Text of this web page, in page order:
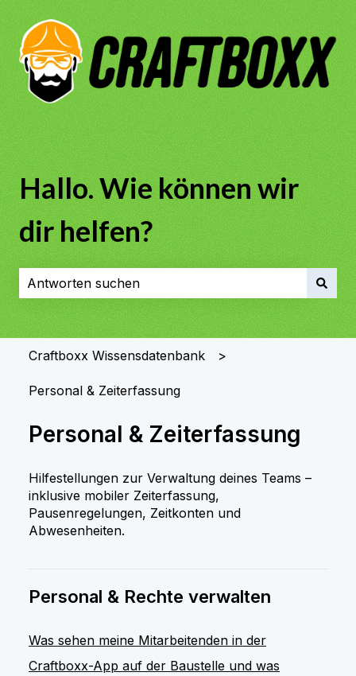
Hallo. Wie können wir
dir helfen?
Es gibt keine Vorschläge, da das Suchfeld leer ist.
Craftboxx Wissensdatenbank
Personal & Zeiterfassung
Personal & Zeiterfassung
Hilfestellungen zur Verwaltung deines Teams –
inklusive mobiler Zeiterfassung,
Pausenregelungen, Zeitkonten und
Abwesenheiten.
Personal & Rechte verwalten
Was sehen meine Mitarbeitenden in der
Craftboxx-App auf der Baustelle und was